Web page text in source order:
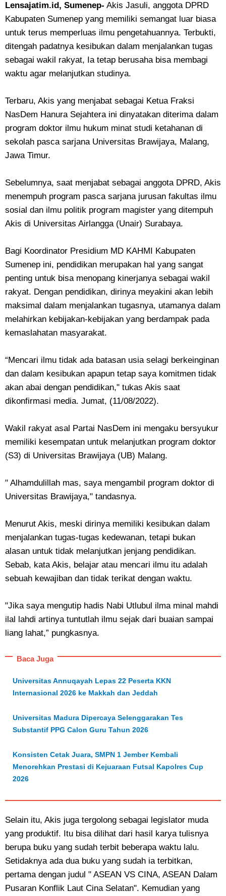
Lensajatim.id, Sumenep- Akis Jasuli, anggota DPRD
Kabupaten Sumenep yang memiliki semangat luar biasa
untuk terus memperluas ilmu pengetahuannya. Terbukti,
ditengah padatnya kesibukan dalam menjalankan tugas
sebagai wakil rakyat, Ia tetap berusaha bisa membagi
waktu agar melanjutkan studinya.
Terbaru, Akis yang menjabat sebagai Ketua Fraksi
NasDem Hanura Sejahtera ini dinyatakan diterima dalam
program doktor ilmu hukum minat studi ketahanan di
sekolah pasca sarjana Universitas Brawijaya, Malang,
Jawa Timur.
Sebelumnya, saat menjabat sebagai anggota DPRD, Akis
menempuh program pasca sarjana jurusan fakultas ilmu
sosial dan ilmu politik program magister yang ditempuh
Akis di Universitas Airlangga (Unair) Surabaya.
Bagi Koordinator Presidium MD KAHMI Kabupaten
Sumenep ini, pendidikan merupakan hal yang sangat
penting untuk bisa menopang kinerjanya sebagai wakil
rakyat. Dengan pendidikan, dirinya meyakini akan lebih
maksimal dalam menjalankan tugasnya, utamanya dalam
melahirkan kebijakan-kebijakan yang berdampak pada
kemaslahatan masyarakat.
“Mencari ilmu tidak ada batasan usia selagi berkeinginan
dan dalam kesibukan apapun tetap saya komitmen tidak
akan abai dengan pendidikan," tukas Akis saat
dikonfirmasi media. Jumat, (11/08/2022).
Wakil rakyat asal Partai NasDem ini mengaku bersyukur
memiliki kesempatan untuk melanjutkan program doktor
(S3) di Universitas Brawijaya (UB) Malang.
" Alhamdulillah mas, saya mengambil program doktor di
Universitas Brawijaya," tandasnya.
Menurut Akis, meski dirinya memiliki kesibukan dalam
menjalankan tugas-tugas kedewanan, tetapi bukan
alasan untuk tidak melanjutkan jenjang pendidikan.
Sebab, kata Akis, belajar atau mencari ilmu itu adalah
sebuah kewajiban dan tidak terikat dengan waktu.
"Jika saya mengutip hadis Nabi Utlubul ilma minal mahdi
ilal lahdi artinya tuntutlah ilmu sejak dari buaian sampai
liang lahat,” pungkasnya.
Baca Juga
Universitas Annuqayah Lepas 22 Peserta KKN
Internasional 2026 ke Makkah dan Jeddah
Universitas Madura Dipercaya Selenggarakan Tes
Substantif PPG Calon Guru Tahun 2026
Konsisten Cetak Juara, SMPN 1 Jember Kembali
Menorehkan Prestasi di Kejuaraan Futsal Kapolres Cup
2026
Selain itu, Akis juga tergolong sebagai legislator muda
yang produktif. Itu bisa dilihat dari hasil karya tulisnya
berupa buku yang sudah terbit beberapa waktu lalu.
Setidaknya ada dua buku yang sudah ia terbitkan,
pertama dengan judul " ASEAN VS CINA, ASEAN Dalam
Pusaran Konflik Laut Cina Selatan". Kemudian yang